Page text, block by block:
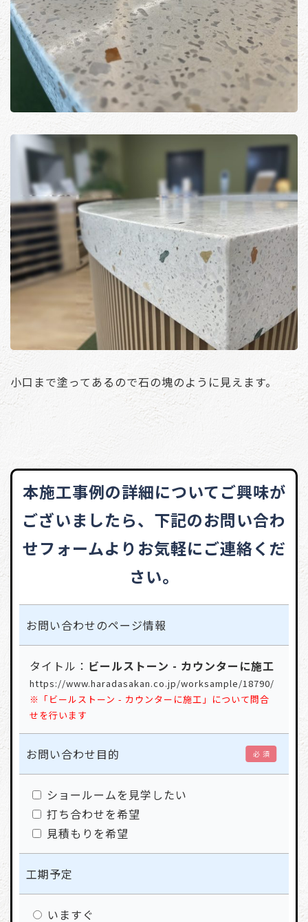
小口まで塗ってあるので石の塊のように見えます。
本施工事例の詳細についてご興味が
ございましたら、 下記のお問い合わ
せフォームよりお気軽にご連絡くだ
さい。
お問い合わせのページ情報
タイトル： ビールストーン - カウンターに施工
https://www.haradasakan.co.jp/worksample/18790/
※「ビールストーン - カウンターに施工」について問合
せを行います
お問い合わせ目的 必 須
ショールームを見学したい
打ち合わせを希望
見積もりを希望
工期予定
いますぐ